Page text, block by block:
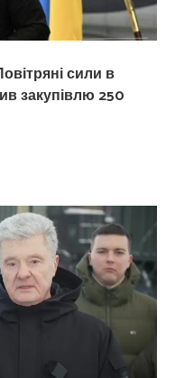
сили в
закупівлю 250